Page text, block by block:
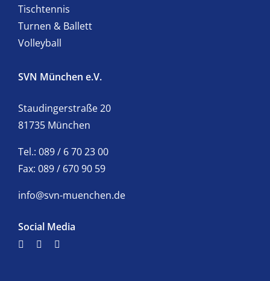
Tischtennis
Turnen & Ballett
Volleyball
SVN München e.V.
Staudingerstraße 20
81735 München
Tel.: 089 / 6 70 23 00
Fax: 089 / 670 90 59
info@svn-muenchen.de
Social Media